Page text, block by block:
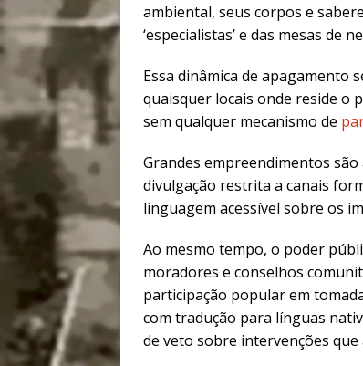
ambiental, seus corpos e
‘especialistas’ e das mesas de
Essa dinâmica de apagamento
quaisquer locais onde reside o
sem qualquer mecanismo de
Grandes empreendimentos
divulgação restrita a canais
linguagem acessível sobre os
Ao mesmo tempo, o poder
moradores e conselhos
participação popular em
com tradução para línguas
de veto sobre intervenções